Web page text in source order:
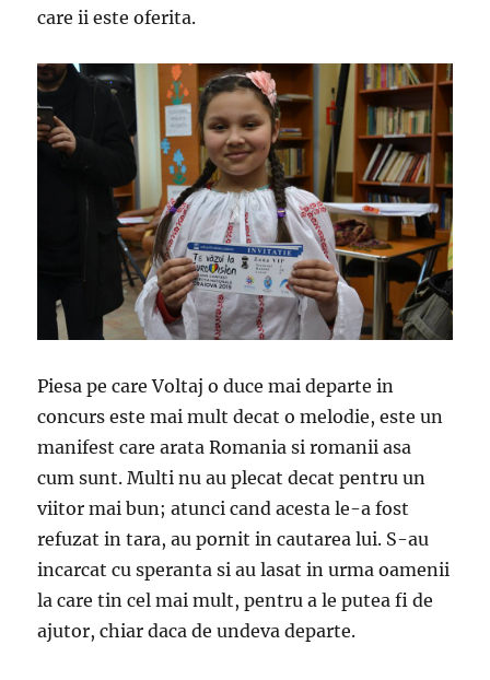
care ii este oferita.
Piesa pe care Voltaj o duce mai departe in
concurs este mai mult decat o melodie, este un
manifest care arata Romania si romanii asa
cum sunt. Multi nu au plecat decat pentru un
viitor mai bun; atunci cand acesta le-a fost
refuzat in tara, au pornit in cautarea lui. S-au
incarcat cu speranta si au lasat in urma oamenii
la care tin cel mai mult, pentru a le putea fi de
ajutor, chiar daca de undeva departe.